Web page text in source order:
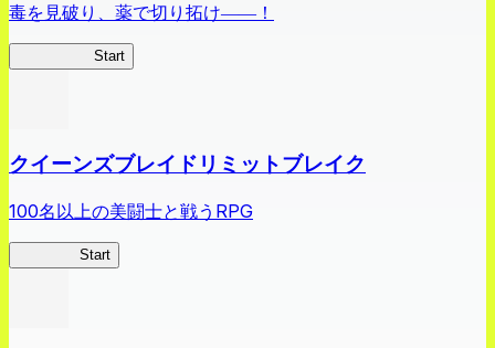
毒を見破り、薬で切り拓け――！
Start
クイーンズブレイドリミットブレイク
100名以上の美闘士と戦うRPG
Start